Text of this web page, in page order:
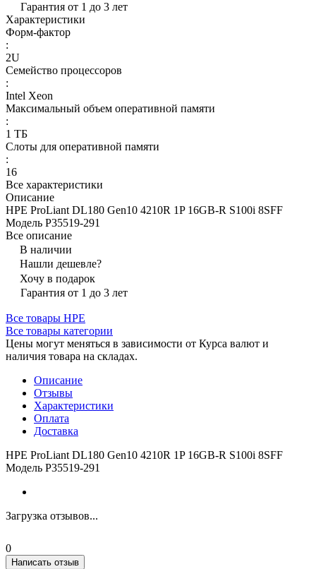
Гарантия от 1 до 3 лет
Характеристики
Форм-фактор
:
2U
Семейство процессоров
:
Intel Xeon
Максимальный объем оперативной памяти
:
1 ТБ
Слоты для оперативной памяти
:
16
Все характеристики
Описание
HPE ProLiant DL180 Gen10 4210R 1P 16GB-R S100i 8SFF
Модель P35519-291
Все описание
В наличии
Нашли дешевле?
Хочу в подарок
Гарантия от 1 до 3 лет
Все товары HPE
Все товары категории
Цены могут меняться в зависимости от Курса валют и
наличия товара на складах.
Описание
Отзывы
Характеристики
Оплата
Доставка
HPE ProLiant DL180 Gen10 4210R 1P 16GB-R S100i 8SFF
Модель P35519-291
Загрузка отзывов...
0
Написать отзыв